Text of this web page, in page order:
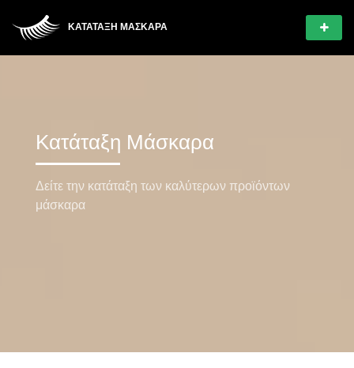
ΚΑΤΆΤΑΞΗ ΜΆΣΚΑΡΑ
Κατάταξη Μάσκαρα
Δείτε την κατάταξη των καλύτερων προϊόντων
μάσκαρα